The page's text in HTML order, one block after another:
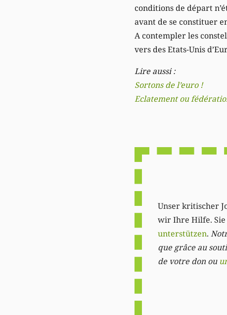
conditions de départ
avant de se constituer
A contempler les
vers des Etats-Unis
Lire aussi :
Sortons de l’euro !
Eclatement ou
Unser kritischer
wir Ihre Hilfe.
unterstützen.
que grâce au
de votre don ou